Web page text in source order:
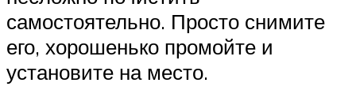
самостоятельно. Просто снимите
его, хорошенько промойте и
установите на место.